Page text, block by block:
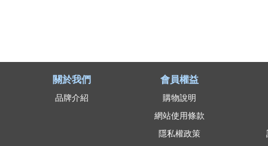
關於我們
品牌介紹
會員權益
購物說明
網站使用條款
隱私權政策